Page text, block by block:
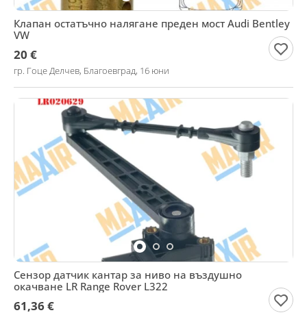
Клапан остатъчно налягане преден мост Audi Bentley
VW
20 €
гр. Гоце Делчев, Благоевград, 16 юни
Сензор датчик кантар за ниво на въздушно
окачване LR Range Rover L322
61,36 €